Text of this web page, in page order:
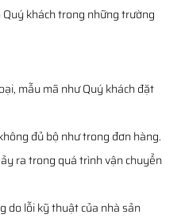
khách trong những trường
mẫu mã như Quý khách đặt
đủ bộ như trong đơn hàng.
ra trong quá trình vận chuyển
do lỗi kỹ thuật của nhà sản